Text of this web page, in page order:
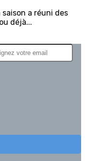
a réuni des
déjà...